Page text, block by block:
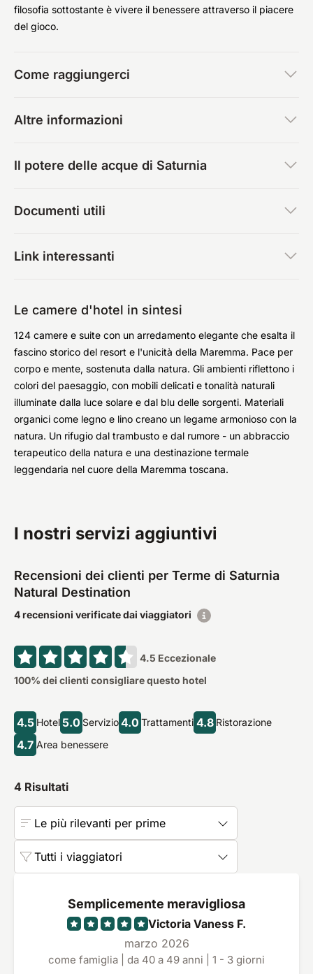
filosofia sottostante è vivere il benessere attraverso il piacere
del gioco.
Come raggiungerci
Altre informazioni
Il potere delle acque di Saturnia
Documenti utili
Link interessanti
Le camere d'hotel in sintesi
124 camere e suite con un arredamento elegante che esalta il
fascino storico del resort e l'unicità della Maremma. Pace per
corpo e mente, sostenuta dalla natura. Gli ambienti riflettono i
colori del paesaggio, con mobili delicati e tonalità naturali
illuminate dalla luce solare e dal blu delle sorgenti. Materiali
organici come legno e lino creano un legame armonioso con la
natura. Un rifugio dal trambusto e dal rumore - un abbraccio
terapeutico della natura e una destinazione termale
leggendaria nel cuore della Maremma toscana.
I nostri servizi aggiuntivi
Recensioni dei clienti per Terme di Saturnia
Natural Destination
4 recensioni verificate dai viaggiatori
4.5 Eccezionale
100% dei clienti consigliare questo hotel
4.5 Hotel5.0 Servizio4.0 Trattamenti 4.8 Ristorazione
4.7 Area benessere
4 Risultati
Le più rilevanti per prime
Tutti i viaggiatori
Semplicemente meravigliosa
Victoria Vaness F.
marzo 2026
come famiglia | da 40 a 49 anni | 1 - 3 giorni